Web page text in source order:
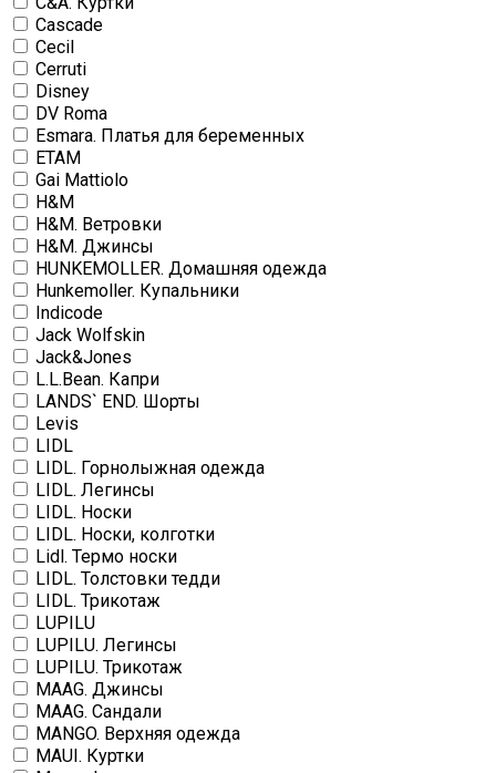
Cascade
Cecil
Cerruti
Disney
DV Roma
Esmara. Платья для беременных
ETAM
Gai Mattiolo
H&M
H&M. Ветровки
H&M. Джинсы
HUNKEMOLLER. Домашняя одежда
Hunkemoller. Купальники
Indicode
Jack Wolfskin
Jack&Jones
L.L.Bean. Капри
LANDS` END. Шорты
Levis
LIDL
LIDL. Горнолыжная одежда
LIDL. Легинсы
LIDL. Носки
LIDL. Носки, колготки
Lidl. Термо носки
LIDL. Толстовки тедди
LIDL. Трикотаж
LUPILU
LUPILU. Легинсы
LUPILU. Трикотаж
MAAG. Джинсы
MAAG. Сандали
MANGO. Верхняя одежда
MAUI. Куртки